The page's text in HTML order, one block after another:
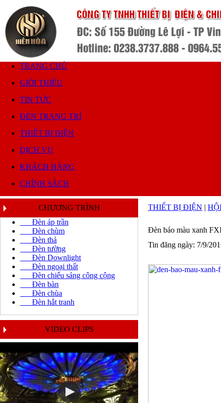
TRANG CHỦ
GIỚI THIỆU
TIN TỨC
ĐÈN TRANG TRÍ
THIẾT BỊ ĐIỆN
DỊCH VỤ
KHÁCH HÀNG
CHÍNH SÁCH
CHƯƠNG TRÌNH
Đèn áp trần
Đèn chùm
Đèn thả
Đèn tường
Đèn Downlight
Đèn ngoại thất
Đèn chiếu sáng công cộng
Đèn bàn
Đèn chùa
Đèn hắt tranh
VIDEO CLIPS
THIẾT BỊ ĐIỆN |
Đèn báo màu xanh
Tin đăng ngày: 7/9/